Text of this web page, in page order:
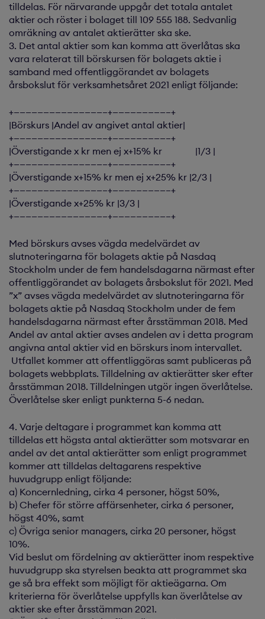
tilldelas. För närvarande uppgår det totala antalet
aktier och röster i bolaget till 109 555 188. Sedvanlig
omräkning av antalet aktierätter ska ske.
3. Det antal aktier som kan komma att överlåtas ska
vara relaterat till börskursen för bolagets aktie i
samband med offentliggörandet av bolagets
årsbokslut för verksamhetsåret 2021 enligt följande:
+———————————————–+—————————–+
|Börskurs |Andel av angivet antal aktier|
+———————————————–+—————————–+
|Överstigande x kr men ej x+15% kr |1/3 |
+———————————————–+—————————–+
|Överstigande x+15% kr men ej x+25% kr |2/3 |
+———————————————–+—————————–+
|Överstigande x+25% kr |3/3 |
+———————————————–+—————————–+
Med börskurs avses vägda medelvärdet av
slutnoteringarna för bolagets aktie på Nasdaq
Stockholm under de fem handelsdagarna närmast efter
offentliggörandet av bolagets årsbokslut för 2021. Med
”x” avses vägda medelvärdet av slutnoteringarna för
bolagets aktie på Nasdaq Stockholm under de fem
handelsdagarna närmast efter årsstämman 2018. Med
Andel av antal aktier avses andelen av i detta program
angivna antal aktier vid en börskurs inom intervallet.
Utfallet kommer att offentliggöras samt publiceras på
bolagets webbplats. Tilldelning av aktierätter sker efter
årsstämman 2018. Tilldelningen utgör ingen överlåtelse.
Överlåtelse sker enligt punkterna 5-6 nedan.
4. Varje deltagare i programmet kan komma att
tilldelas ett högsta antal aktierätter som motsvarar en
andel av det antal aktierätter som enligt programmet
kommer att tilldelas deltagarens respektive
huvudgrupp enligt följande:
a) Koncernledning, cirka 4 personer, högst 50%,
b) Chefer för större affärsenheter, cirka 6 personer,
högst 40%, samt
c) Övriga senior managers, cirka 20 personer, högst
10%.
Vid beslut om fördelning av aktierätter inom respektive
huvudgrupp ska styrelsen beakta att programmet ska
ge så bra effekt som möjligt för aktieägarna. Om
kriterierna för överlåtelse uppfylls kan överlåtelse av
aktier ske efter årsstämman 2021.